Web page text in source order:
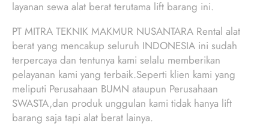
layanan sewa alat berat terutama lift barang ini.
PT MITRA TEKNIK MAKMUR NUSANTARA Rental alat
berat yang mencakup seluruh INDONESIA ini sudah
terpercaya dan tentunya kami selalu memberikan
pelayanan kami yang terbaik.Seperti klien kami yang
meliputi Perusahaan BUMN ataupun Perusahaan
SWASTA,dan produk unggulan kami tidak hanya lift
barang saja tapi alat berat lainya.